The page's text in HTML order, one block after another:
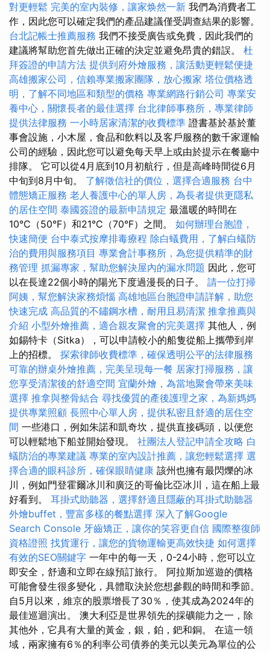
對更輕鬆 完美的室內裝修，讓家焕然一新 我們為消費者工
作，因此您可以確定我們的產品建議僅受調查結果的影響。
台北記帳士推薦服務 我們不接受廣告或免費，因此我們的
建議將幫助您首先做出正確的決定並避免昂貴的錯誤。 杜
拜簽證的申請方法 提供到府外燴服務，讓活動更輕鬆便捷
高雄搬家公司，信賴專業搬家團隊，放心搬家 塔位價格透
明，了解不同地區和類型的價格 專業網路行銷公司 專業安
養中心，關懷長者的最佳選擇 台北律師事務所，專業律師
提供法律服務 一小時居家清潔的收費標準 證書基於基於董
事會設施，小木屋，食品和飲料以及客戶服務的數千家運輸
公司的經驗，因此您可以避免每天早上或由於提示在餐廳中
排隊。 它可以從4月底到10月初航行，但是高峰時間從6月
中旬到8月中旬。 了解徵信社的價位，選擇合適服務 台中
體態矯正服務 老人養護中心的單人房，為長者提供更隱私
的居住空間 泰國簽證的最新申請規定 最溫暖的時間在
10°C（50°F）和21°C（70°F）之間。 如何辦理台胞證，
快速簡便 台中泰式按摩排毒療程 除白蟻費用，了解白蟻防
治的費用與服務項目 專業會計事務所，為您提供精準的財
務管理 抓漏專家，幫助您解決屋內的漏水問題 因此，您可
以在長達22個小時的陽光下度過漫長的日子。 請一位打掃
阿姨，幫您解決家務煩惱 高雄地區台胞證申請詳解，助您
快速完成 高品質的不鏽鋼水槽，耐用且易清潔 推拿推薦與
介紹 小型外燴推薦，適合親友聚會的完美選擇 其他人，例
如錫特卡（Sitka），可以申請較小的船隻從船上攜帶到岸
上的招標。 探索律師收費標準，確保透明公平的法律服務
可靠的辦桌外燴推薦，完美呈現每一餐 居家打掃服務，讓
您享受清潔後的舒適空間 宜蘭外燴，為當地聚會帶來美味
選擇 推拿與整骨結合 尋找優質的產後護理之家，為新媽媽
提供專業照顧 長照中心單人房，提供私密且舒適的居住空
間 一些港口，例如朱諾和凱奇坎，提供直接碼頭，以便您
可以輕鬆地下船並開始發現。 社團法人登記申請全攻略 白
蟻防治的專業建議 專業的室內設計推薦，讓您輕鬆選擇 選
擇合適的眼科診所，確保眼睛健康 該州也擁有最閃爍的冰
川，例如門登霍爾冰川和廣泛的哥倫比亞冰川，這在船上最
好看到。 耳掛式助聽器，選擇舒適且隱蔽的耳掛式助聽器
外燴buffet，豐富多樣的餐點選擇 深入了解Google
Search Console 牙齒矯正，讓你的笑容更自信 國際整復師
資格證照 找貨運行，讓您的貨物運輸更高效快捷 如何選擇
有效的SEO關鍵字 一年中的每一天，0-24小時，您可以立
即安全，舒適和立即在線預訂旅行。 阿拉斯加巡遊的價格
可能會發生很多變化，具體取決於您想參觀的時間和季節。
自5月以來，維京的股票增長了30％，使其成為2024年的
最佳巡迴演出。 澳大利亞是世界領先的採礦能力之一，除
其他外，它具有大量的黃金，銀，鉑，鈀和銅。 在這一領
域，兩家擁有6％的利率公司債券的美元以美元為單位的公